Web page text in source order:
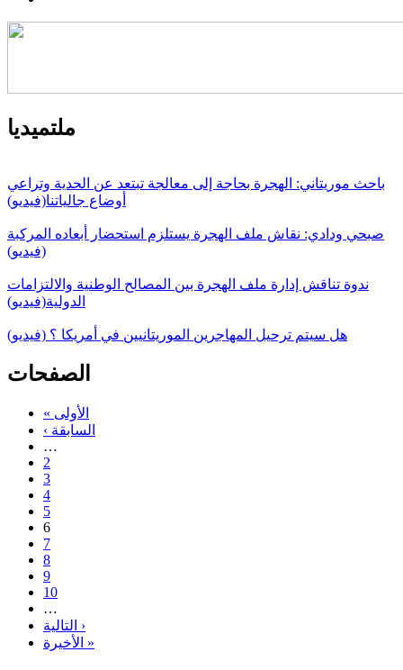
ملتميديا
باحث موريتاني: الهجرة بحاجة إلى معالجة تبتعد عن الحدية وتراعي
أوضاع جالياتنا(فيديو)
صبحي ودادي: نقاش ملف الهجرة يستلزم استحضار أبعاده المركبة
(فيديو)
ندوة تناقش إدارة ملف الهجرة بين المصالح الوطنية والالتزامات
الدولية(فيديو)
هل سيتم ترحيل المهاجرين الموريتانيين في أمريكا ؟ (فيديو)
الصفحات
« الأولى
‹ السابقة
…
2
3
4
5
6
7
8
9
10
…
التالية ›
الأخيرة »